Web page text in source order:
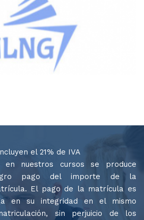
el 21% de IVA
en nuestros cursos se produce
pago del importe de la
El pago de la matrícula es
en su integridad en el mismo
sin perjuicio de los